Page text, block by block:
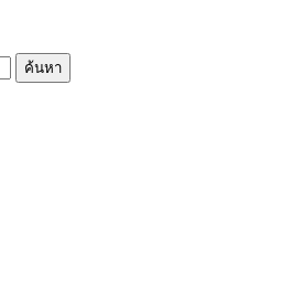
ค้นหา